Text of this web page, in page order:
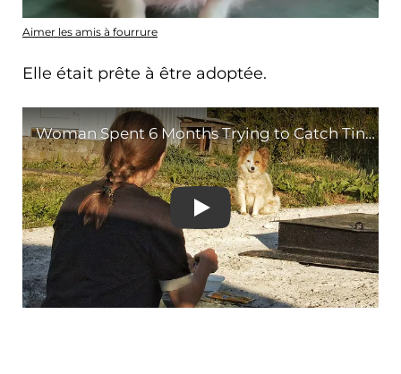
Aimer les amis à fourrure
Elle était prête à être adoptée.
Woman Spent 6